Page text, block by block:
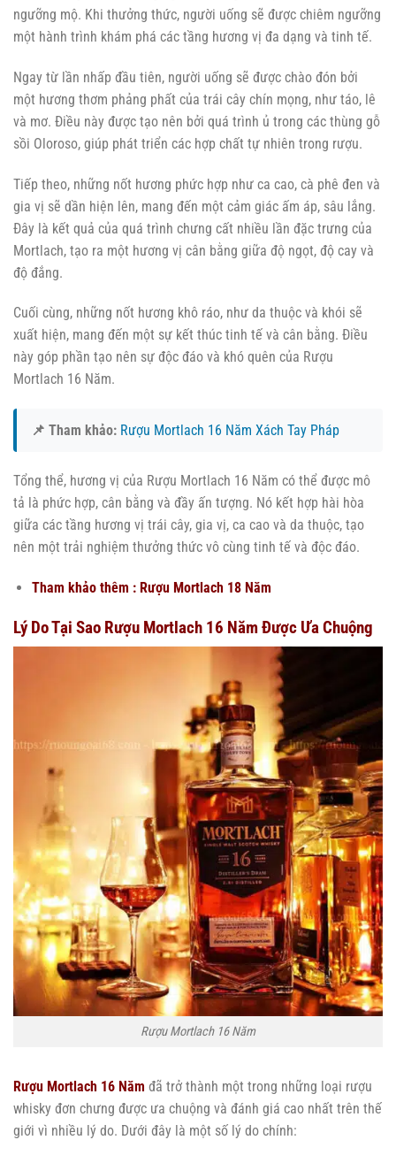
ngưỡng mộ. Khi thưởng thức, người uống sẽ được chiêm ngưỡng
một hành trình khám phá các tầng hương vị đa dạng và tinh tế.
Ngay từ lần nhấp đầu tiên, người uống sẽ được chào đón bởi
một hương thơm phảng phất của trái cây chín mọng, như táo, lê
và mơ. Điều này được tạo nên bởi quá trình ủ trong các thùng gỗ
sồi Oloroso, giúp phát triển các hợp chất tự nhiên trong rượu.
Tiếp theo, những nốt hương phức hợp như ca cao, cà phê đen và
gia vị sẽ dần hiện lên, mang đến một cảm giác ấm áp, sâu lắng.
Đây là kết quả của quá trình chưng cất nhiều lần đặc trưng của
Mortlach, tạo ra một hương vị cân bằng giữa độ ngọt, độ cay và
độ đắng.
Cuối cùng, những nốt hương khô ráo, như da thuộc và khói sẽ
xuất hiện, mang đến một sự kết thúc tinh tế và cân bằng. Điều
này góp phần tạo nên sự độc đáo và khó quên của Rượu
Mortlach 16 Năm.
📌 Tham khảo: Rượu Mortlach 16 Năm Xách Tay Pháp
Tổng thể, hương vị của Rượu Mortlach 16 Năm có thể được mô
tả là phức hợp, cân bằng và đầy ấn tượng. Nó kết hợp hài hòa
giữa các tầng hương vị trái cây, gia vị, ca cao và da thuộc, tạo
nên một trải nghiệm thưởng thức vô cùng tinh tế và độc đáo.
Tham khảo thêm : Rượu Mortlach 18 Năm
Lý Do Tại Sao Rượu Mortlach 16 Năm Được Ưa Chuộng
Rượu Mortlach 16 Năm
Rượu Mortlach 16 Năm đã trở thành một trong những loại rượu
whisky đơn chưng được ưa chuộng và đánh giá cao nhất trên thế
giới vì nhiều lý do. Dưới đây là một số lý do chính: